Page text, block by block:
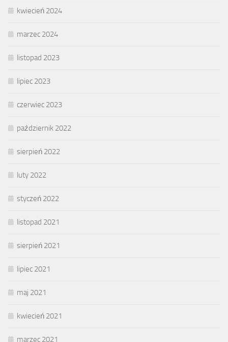
kwiecień 2024
marzec 2024
listopad 2023
lipiec 2023
czerwiec 2023
październik 2022
sierpień 2022
luty 2022
styczeń 2022
listopad 2021
sierpień 2021
lipiec 2021
maj 2021
kwiecień 2021
marzec 2021